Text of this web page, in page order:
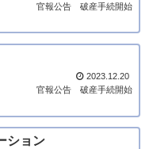
官報公告
破産手続開始
2023.12.20
官報公告
破産手続開始
ション